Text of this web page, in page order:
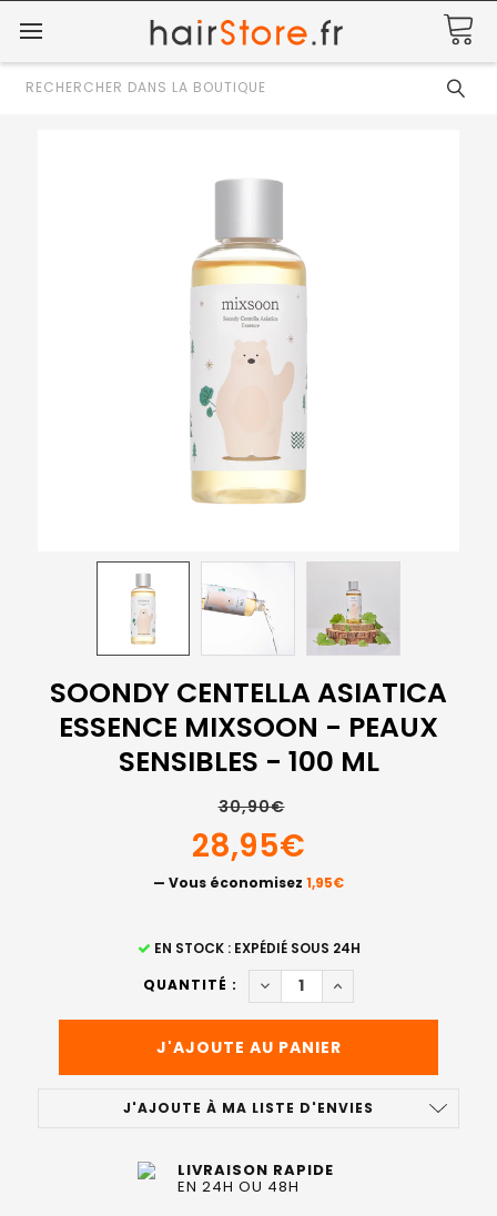
Rechercher
SOONDY CENTELLA ASIATICA
ESSENCE MIXSOON - PEAUX
SENSIBLES - 100 ML
30,90€
28,95€
— Vous économisez 1,95€
EN STOCK : EXPÉDIÉ SOUS 24H
QUANTITÉ :
DIMINUER LA QUANTITÉ DE
AUGMENTER LA
J'AJOUTE À MA LISTE D'ENVIES
LIVRAISON RAPIDE
EN 24H OU 48H